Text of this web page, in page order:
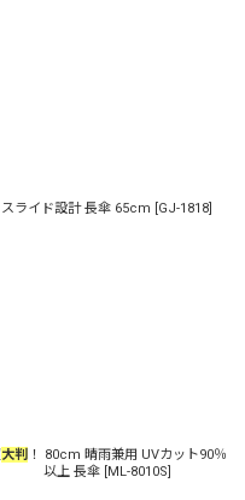
スライド設計 長傘 65cm [GJ-1818]
大判 ！ 80cm 晴雨兼用 UVカット90％
以上 長傘 [ML-8010S]